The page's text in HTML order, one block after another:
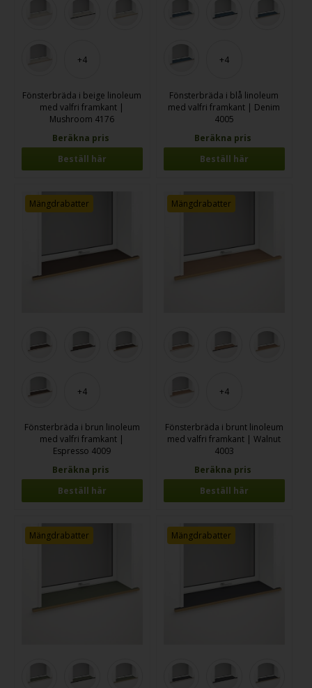
+4
Fönsterbräda i beige linoleum
med valfri framkant |
Mushroom 4176
Beräkna pris
Beställ här
+4
Fönsterbräda i blå linoleum
med valfri framkant | Denim
4005
Beräkna pris
Beställ här
Mängdrabatter
+4
Fönsterbräda i brun linoleum
med valfri framkant |
Espresso 4009
Beräkna pris
Beställ här
Mängdrabatter
+4
Fönsterbräda i brunt linoleum
med valfri framkant | Walnut
4003
Beräkna pris
Beställ här
Mängdrabatter Mängdrabatter